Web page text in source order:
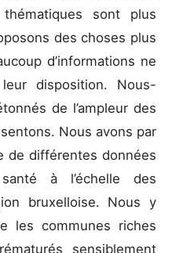
sont plus
des choses plus
d’informations ne
disposition. Nous-
de l’ampleur des
Nous avons par
de différentes données
à l’échelle des
bruxelloise. Nous y
les communes riches
sensiblement